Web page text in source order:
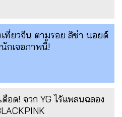
ที่ยวจีน ตามรอย ลิซ่า นอยด์
กเจอภาพนี้!
ดือด! จวก YG ไร้แพลนฉลอง